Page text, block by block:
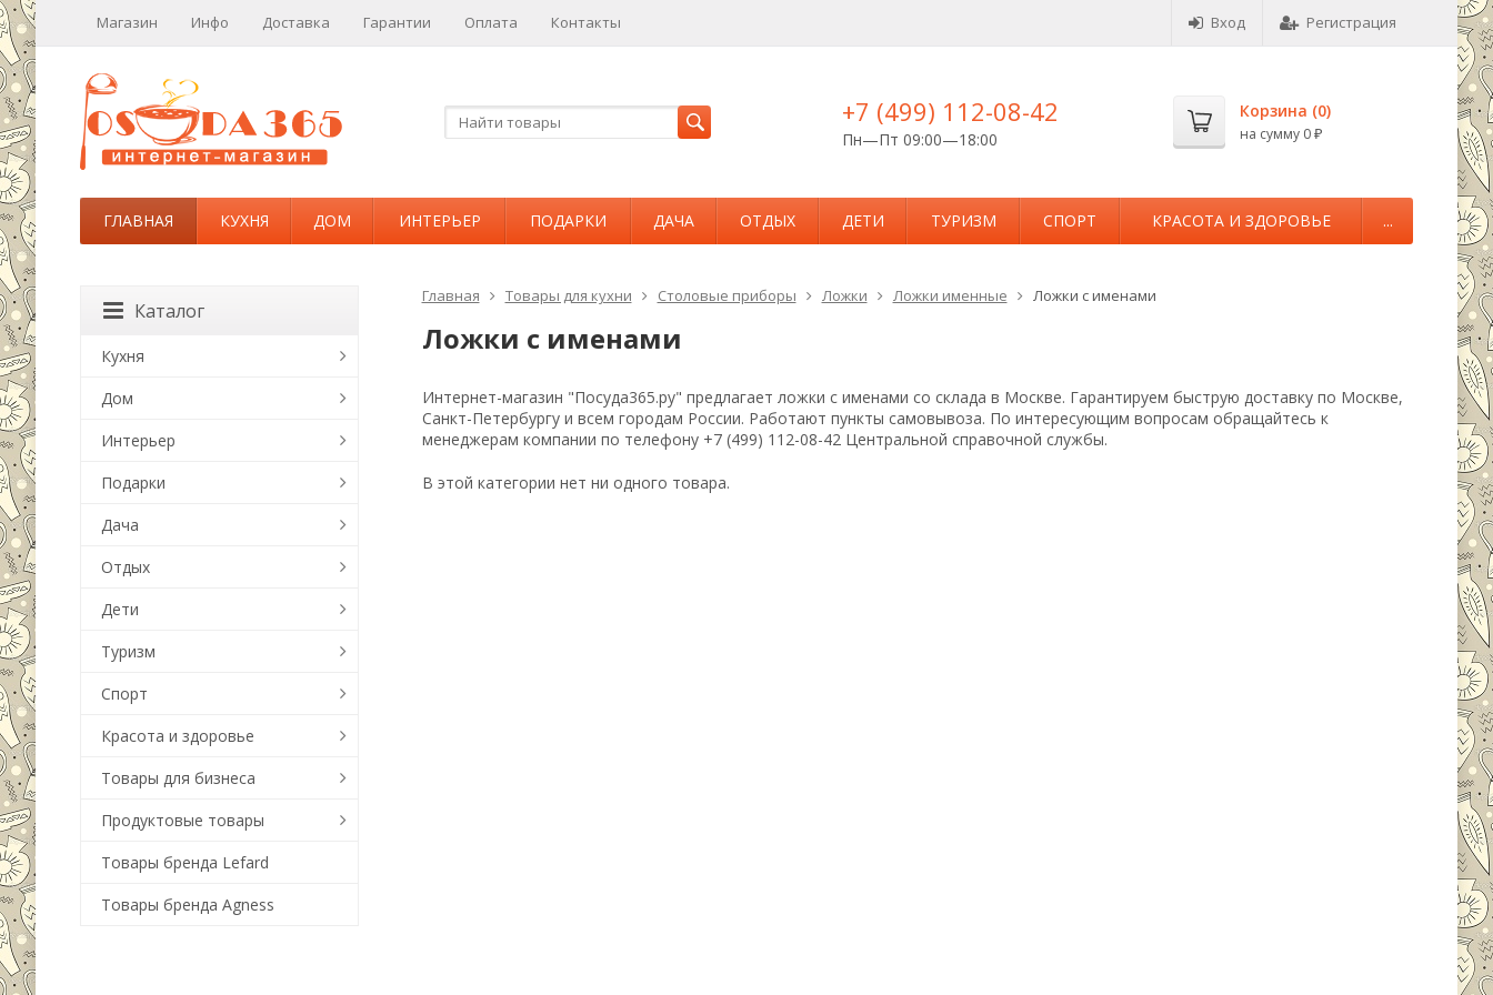
Магазин Инфо Доставка Гарантии Оплата Контакты Вход Регистрация
+7 (499) 112-08-42
Пн—Пт 09:00—18:00
Корзина (0)
на сумму 0 ₽
ГЛАВНАЯ КУХНЯ ДОМ ИНТЕРЬЕР ПОДАРКИ ДАЧА ОТДЫХ ДЕТИ ТУРИЗМ СПОРТ КРАСОТА И ЗДОРОВЬЕ ...
Главная Товары для кухни Столовые приборы Ложки Ложки именные Ложки с именами
Ложки с именами
Интернет-магазин "Посуда365.ру" предлагает ложки с именами со склада в Москве. Гарантируем быструю доставку по Москве,
Санкт-Петербургу и всем городам России. Работают пункты самовывоза. По интересующим вопросам обращайтесь к
менеджерам компании по телефону +7 (499) 112-08-42 Центральной справочной службы.
В этой категории нет ни одного товара.
Каталог
Кухня
Дом
Интерьер
Подарки
Дача
Отдых
Дети
Туризм
Спорт
Красота и здоровье
Товары для бизнеса
Продуктовые товары
Товары бренда Lefard
Товары бренда Agness